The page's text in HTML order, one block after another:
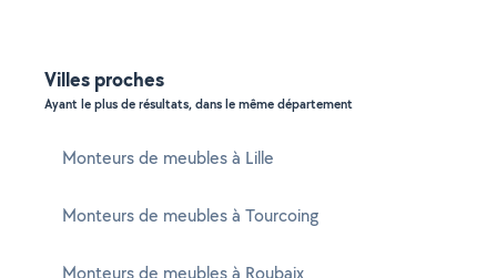
Villes proches
Ayant le plus de résultats, dans le même département
Monteurs de meubles à Lille
Monteurs de meubles à Tourcoing
Monteurs de meubles à Roubaix